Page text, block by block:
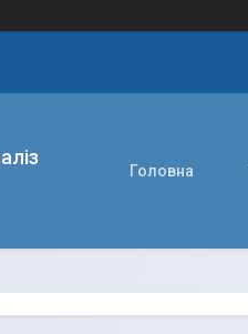
Головна